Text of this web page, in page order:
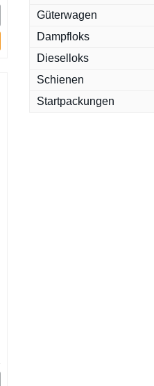
Güterwagen
Dampfloks
Dieselloks
Schienen
Startpackungen